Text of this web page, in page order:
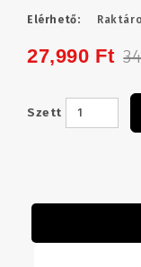
Elérhető:
27,990 Ft
Szett